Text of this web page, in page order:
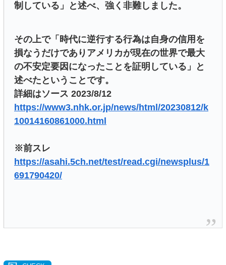
制している」と述べ、強く非難しました。
その上で「時代に逆行する行為は自身の信用を
損なうだけでありアメリカが現在の世界で最大
の不安定要因になったことを証明している」と
述べたということです。
詳細はソース 2023/8/12
https://www3.nhk.or.jp/news/html/20230812/k
10014160861000.html
※前スレ
https://asahi.5ch.net/test/read.cgi/newsplus/1
691790420/